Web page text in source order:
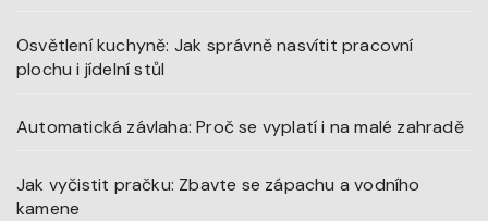
Osvětlení kuchyně: Jak správně nasvítit pracovní
plochu i jídelní stůl
Automatická závlaha: Proč se vyplatí i na malé zahradě
Jak vyčistit pračku: Zbavte se zápachu a vodního
kamene